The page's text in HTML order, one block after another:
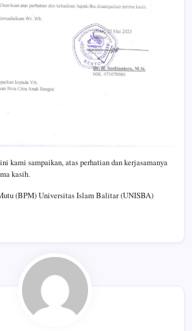
kami sampaikan, atas perhatian dan kerjasamanya
kasih.
(BPM) Universitas Islam Balitar (UNISBA)